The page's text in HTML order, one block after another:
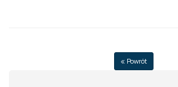
« Powrót